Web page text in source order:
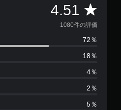
4.51 評
価
数
は
0
1080件の評価
72％
18％
4％
2％
5％